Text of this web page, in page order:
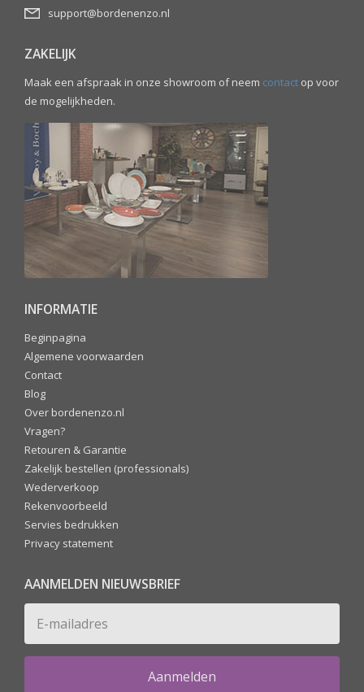
support@bordenenzo.nl
ZAKELIJK
Maak een afspraak in onze showroom of neem contact op voor
de mogelijkheden.
INFORMATIE
Beginpagina
Algemene voorwaarden
Contact
Blog
Over bordenenzo.nl
Vragen?
Retouren & Garantie
Zakelijk bestellen (professionals)
Wederverkoop
Rekenvoorbeeld
Servies bedrukken
Privacy statement
AANMELDEN NIEUWSBRIEF
Aanmelden